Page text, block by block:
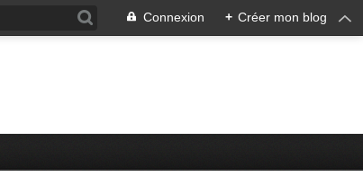
Connexion + Créer mon blog